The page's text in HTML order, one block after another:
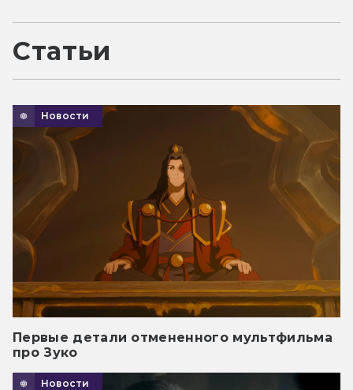
Статьи
Новости
Первые детали отмененного мультфильма
про Зуко
Новости